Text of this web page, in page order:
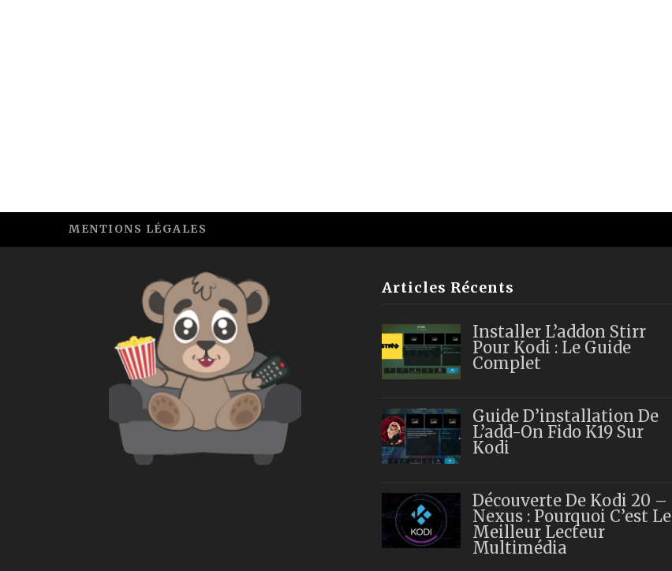
MENTIONS LÉGALES
Articles Récents
Installer L’addon Stirr
Pour Kodi : Le Guide
Complet
Guide D’installation De
L’add-On Fido K19 Sur
Kodi
Découverte De Kodi 20 –
Nexus : Pourquoi C’est Le
Meilleur Lecteur
Multimédia